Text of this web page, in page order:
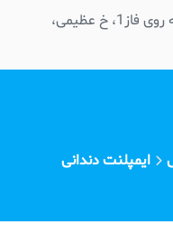
شهرک اکباتان، بلوار نفیسی،روبه روی فاز1، خ عظیمی،
ایمپلنت دندانی